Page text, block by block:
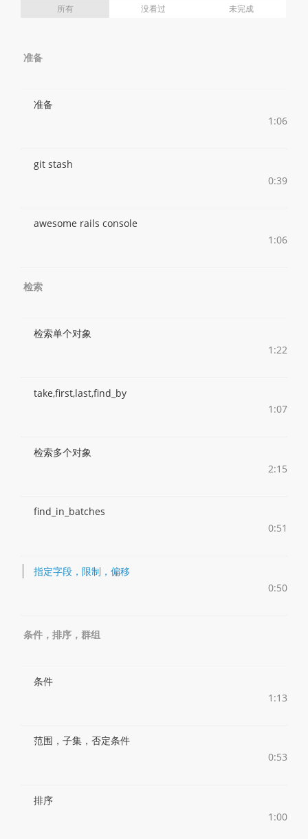
所有 没看过 未完成
准备
准备
1:06
git stash
0:39
awesome rails console
1:06
检索
检索单个对象
1:22
take,first,last,find_by
1:07
检索多个对象
2:15
find_in_batches
0:51
指定字段，限制，偏移
0:50
条件，排序，群组
条件
1:13
范围，子集，否定条件
0:53
排序
1:00